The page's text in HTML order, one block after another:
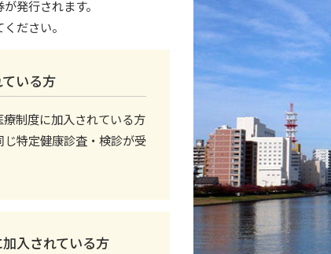
発行されます。
ださい。
いる方
制度に加入されている方
特定健康診査・検診が受
入されている方